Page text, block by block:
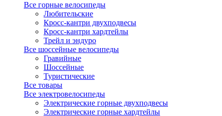
Все горные велосипеды
Любительские
Кросс-кантри двухподвесы
Кросс-кантри хардтейлы
Трейл и эндуро
Все шоссейные велосипеды
Гравийные
Шоссейные
Туристические
Все товары
Все электровелосипеды
Электрические горные двухподвесы
Электрические горные хардтейлы